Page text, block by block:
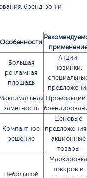
бренд-зон и
Особенности
Большая
рекламная
площадь
Акции,
новинки,
Максимальная
заметность
Промоакции
Компактное
решение
Ценовые
акционные
товары
Небольшой
Маркировка
товаров и